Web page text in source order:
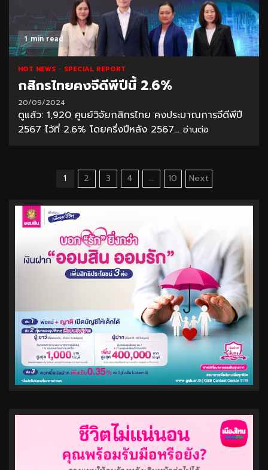
1 min read
HOT NEWS SPECIAL REPORT
กสิกรไทยคงจีดีพีปีนี้ 2.6%
20/09/2024
ดูแล้ว: 1,920 ศูนย์วิจัยกสิกรไทย คงประมาณการจีดีพีปี
2567 ไว้ที่ 2.6% โดยครึ่งปีหลัง 2567... อ่านต่อ
Posts
pagination
1 2 3 4 … 10 Next